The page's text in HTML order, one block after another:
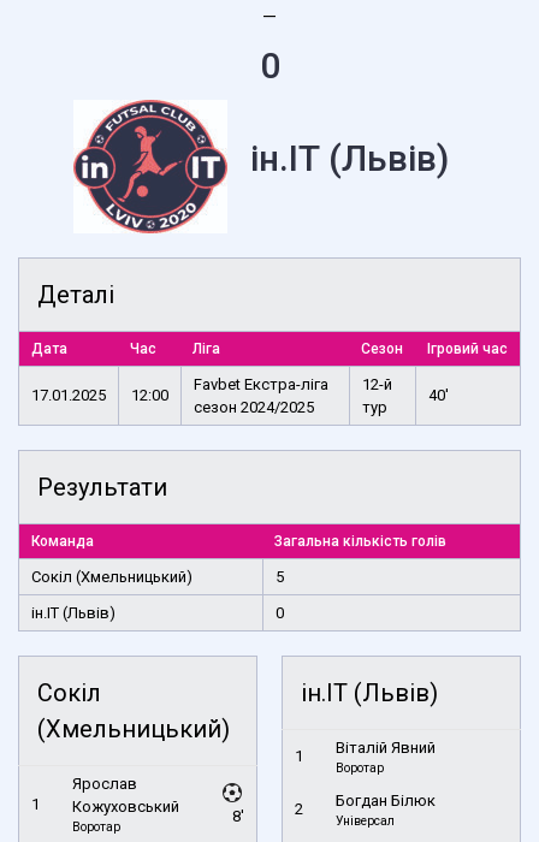
—
0
ін.ІТ (Львів)
Деталі
Дата Час Ліга Сезон Ігровий час
17.01.2025 12:00
Favbet Екстра-ліга
сезон 2024/2025
12-й
тур
40'
Результати
Команда Загальна кількість голів
Сокіл (Хмельницький)
5
ін.ІТ (Львів)
0
Сокіл
(Хмельницький)
1
Ярослав
Кожуховський
Воротар
8'
ін.ІТ (Львів)
1 Віталій Явний
Воротар
2 Богдан Білюк
Універсал